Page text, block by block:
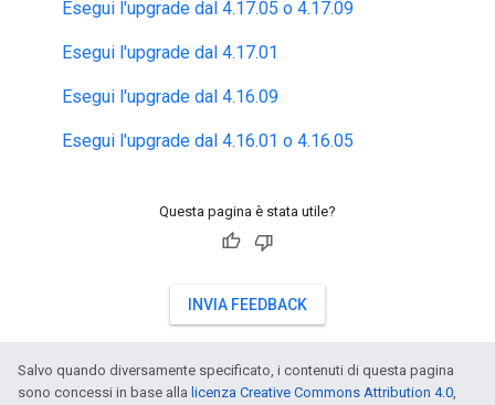
Esegui l'upgrade dal 4.17.05 o 4.17.09
Esegui l'upgrade dal 4.17.01
Esegui l'upgrade dal 4.16.09
Esegui l'upgrade dal 4.16.01 o 4.16.05
Questa pagina è stata utile?
INVIA FEEDBACK
Salvo quando diversamente specificato, i contenuti di questa pagina
sono concessi in base alla licenza Creative Commons Attribution 4.0,